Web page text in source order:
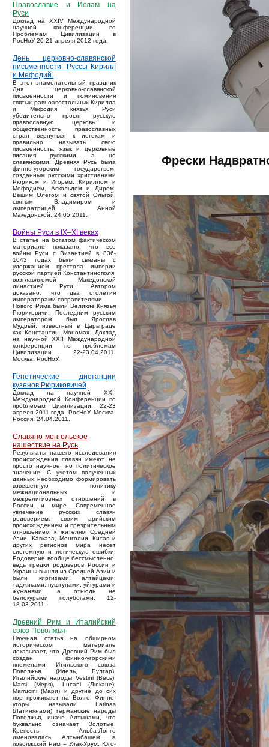
Православие и Ислам на
Руси
Доклад на XXIV Международной
научной конференции по
Проблемам Цивилизации в
РосНоУ 20-21 апреля 2012 года.
День церковно-славянской
письменности. Руссы Кирилл
и Мефодий.
В этот знаменательный праздник
Дня церковно-славянской
письменности и поминовения
святых равноапостольных Кирилла
и Мефодия князья Руси
убедительно просят русскую
православную церковь и
общественность православных
стран вернуться к истокам и
правильно называть свою
письменность, язык и церковные
писания русскими, а не
славянскими. Древняя Русь была
финно-угорским государством,
созданным русскими христианами
Рюриком и Игорем, Кириллом и
Мефодием, Аскольдом и Диром,
Вещим Олегом и святой Ольгой,
святым Владимиром и
императрицей Анной
Македонской. 24.05.2011.
Войны Руси в IX–XI веках
В статье на богатом фактическом
материале показано, что все
войны Руси с Византией в 836-
1043 годах были связаны с
удержанием престола империи
русской партией Константинополя,
возглавляемой Македонской
династией Руси. Автором
доказано, что два столетия
императорами-соправителями
Нового Рима были Великие Князья
Рюриковичи. Последним русским
императором был Ярослав
Мудрый, известный в Царьграде
как Константин Мономах. Доклад
на научной XXII Международной
конференции по проблемам
Цивилизации 22-23.04.2011,
Москва, РосНоУ.
Генетические дистанции
кузенов Рюриковичей
Доклад на научной XXII
Международной Конференции по
проблемам Цивилизации, 22-23
апреля 2011 года, РосНоУ, Москва,
Россия. 24.04.2011.
Славяно-монгольское
нашествие на Русь
Результаты нашего исследования
происхождения славян имеют не
просто научное, но политическое
значение. С учетом полученных
данных необходимо формировать
взвешенную политику
межнациональных и
межрелигиозных отношений в
России и мире. Современное
увлечение русских славян
родоверием, своим арийским
происхождением и презрительным
отношением к жителям Средней
Азии, Кавказа, Монголии, Китая и
других регионов мира несет
системную и логическую ошибки.
Родоверие вообще бессмысленно,
ведь предки родоверов России и
Украины вышли из Средней Азии и
были киргизами, алтайцами,
таджиками, пуштунами, уйгурами и
жужанями, а отнюдь не
белокурыми полубогами. 12-
18.03.2011.
Древний Рим и Италийский
союз Поволжья
Научная статья на обширном
историческом материале
доказывает, что Древний Рим был
создан финно-угорскими
племенами Итильского союза
Поволжья (Идель, Булгар).
Италийские народы Vestini (Весь),
Marsi (Меря), Lucani (Люкане),
Marrucini (Мари) и другие до сих
пор проживают на Волге. Финно-
угоры называли Latinas
(Латинянами) германские народы
Поволжья, иначе Алтынами, что
буквально означает Золотые.
Крепость Альба-Лонго
именовалась Алтынбашем, а
поволжский Рим – Улак-Урум. Юго-
Фрески